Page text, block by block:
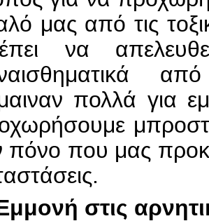
μας από τις
να
πολλά για
πόνο που μας
στις